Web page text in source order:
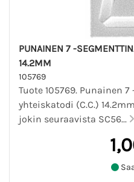
PUNAINEN 7 -
14.2MM
105769
Tuote 105769. Punainen
yhteiskatodi (C.C.)
jokin seuraavista SC56...